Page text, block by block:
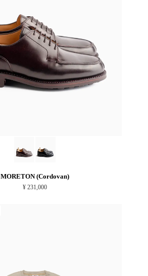
MORETON (Cordovan)
¥ 231,000